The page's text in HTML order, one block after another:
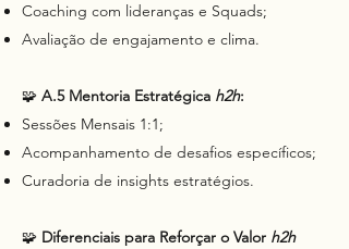
Coaching com lideranças e Squads;
Avaliação de engajamento e clima.
🧩 A.5 Mentoria Estratégica h2h:
Sessões Mensais 1:1;
Acompanhamento de desafios específicos;
Curadoria de insights estratégios.
🧩 Diferenciais para Reforçar o Valor h2h